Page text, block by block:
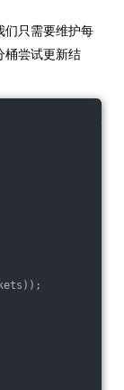
们只需要维护每
桶尝试更新结